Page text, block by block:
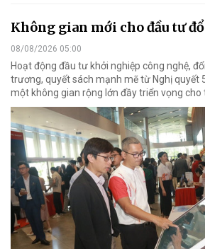
Không gian mới cho đầu tư
08/08/2026 05:00
Hoạt động đầu tư khởi nghiệp công nghệ,
trương, quyết sách mạnh mẽ từ Nghị quyết
một không gian rộng lớn đầy triển vọng cho